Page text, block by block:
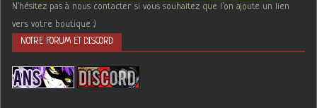
N'hésitez pas à nous contacter si vous souhaitez que l'on ajoute un lien
vers votre boutique :)
NOTRE FORUM ET DISCORD